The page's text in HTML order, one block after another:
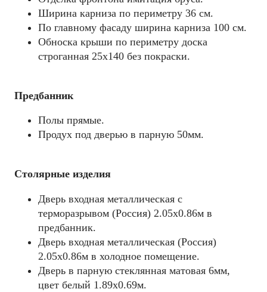
Ширина карниза по периметру 36 см.
По главному фасаду ширина карниза 100 см.
Обноска крыши по периметру доска
строганная 25х140 без покраски.
Предбанник
Полы прямые.
Продух под дверью в парную 50мм.
Столярные изделия
Дверь входная металлическая с
терморазрывом (Россия) 2.05х0.86м в
предбанник.
Дверь входная металлическая (Россия)
2.05х0.86м в холодное помещение.
Дверь в парную стеклянная матовая 6мм,
цвет белый 1.89х0.69м.